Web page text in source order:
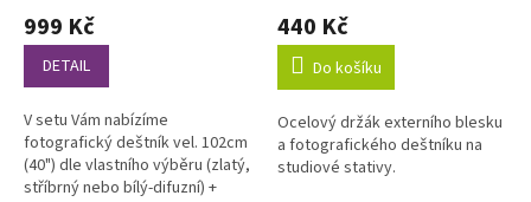
999 Kč
DETAIL
V setu Vám nabízíme
fotografický deštník vel. 102cm
(40") dle vlastního výběru (zlatý,
stříbrný nebo bílý-difuzní) +
440 Kč
Do košíku
Ocelový držák externího blesku
a fotografického deštníku na
studiové stativy.